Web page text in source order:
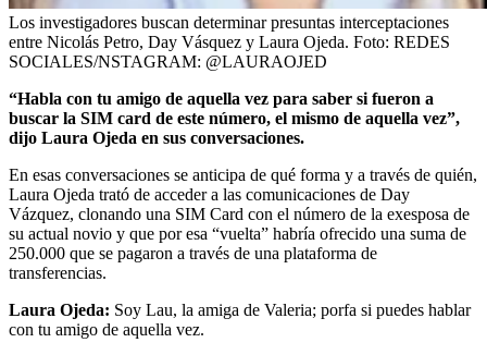
Los investigadores buscan determinar presuntas interceptaciones
entre Nicolás Petro, Day Vásquez y Laura Ojeda. Foto: REDES
SOCIALES/NSTAGRAM: @LAURAOJED
“Habla con tu amigo de aquella vez para saber si fueron a
buscar la SIM card de este número, el mismo de aquella vez”,
dijo Laura Ojeda en sus conversaciones.
En esas conversaciones se anticipa de qué forma y a través de quién,
Laura Ojeda trató de acceder a las comunicaciones de Day
Vázquez, clonando una SIM Card con el número de la exesposa de
su actual novio y que por esa “vuelta” habría ofrecido una suma de
250.000 que se pagaron a través de una plataforma de
transferencias.
Laura Ojeda: Soy Lau, la amiga de Valeria; porfa si puedes hablar
con tu amigo de aquella vez.